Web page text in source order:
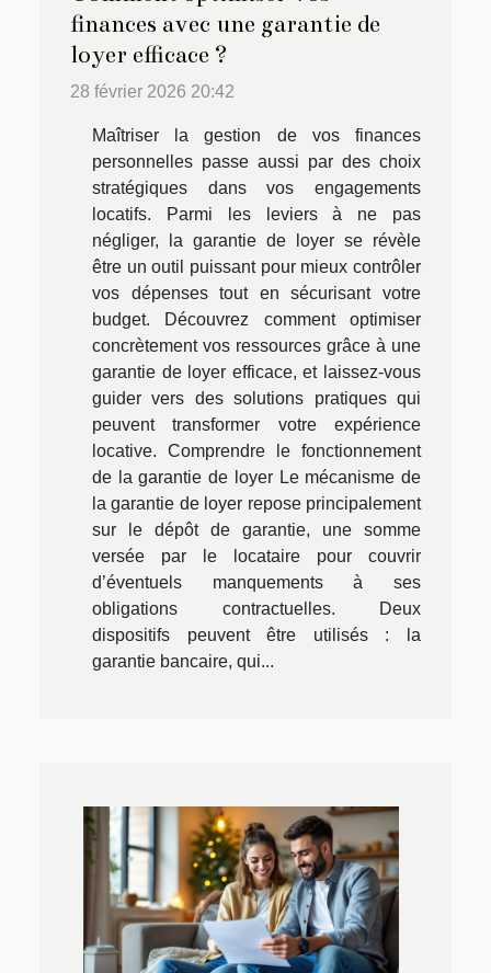
finances avec une garantie de
loyer efficace ?
28 février 2026 20:42
Maîtriser la gestion de vos finances
personnelles passe aussi par des choix
stratégiques dans vos engagements
locatifs. Parmi les leviers à ne pas
négliger, la garantie de loyer se révèle
être un outil puissant pour mieux contrôler
vos dépenses tout en sécurisant votre
budget. Découvrez comment optimiser
concrètement vos ressources grâce à une
garantie de loyer efficace, et laissez-vous
guider vers des solutions pratiques qui
peuvent transformer votre expérience
locative. Comprendre le fonctionnement
de la garantie de loyer Le mécanisme de
la garantie de loyer repose principalement
sur le dépôt de garantie, une somme
versée par le locataire pour couvrir
d’éventuels manquements à ses
obligations contractuelles. Deux
dispositifs peuvent être utilisés : la
garantie bancaire, qui...